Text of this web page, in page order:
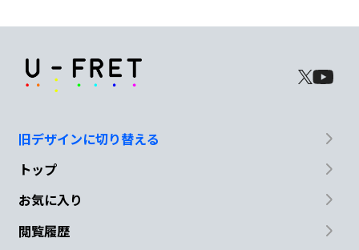
君がくれ た憧
鼓動した
F
Ooh wee
旧デザインに切り替える
トップ
お気に入り
閲覧履歴